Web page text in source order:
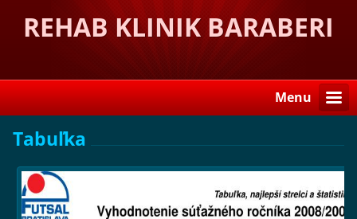
REHAB KLINIK BARABERI
Menu
Tabuľka